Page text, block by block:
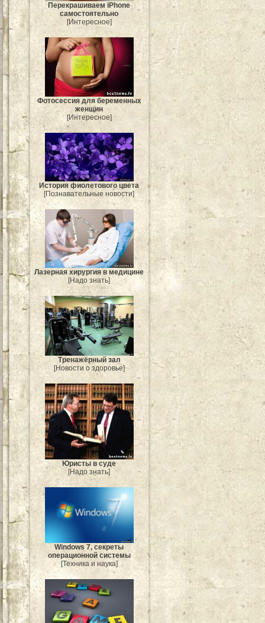
Перекрашиваем iPhone
самостоятельно
[Интересное]
Фотосессия для беременных
женщин
[Интересное]
История фиолетового цвета
[Познавательные новости]
Лазерная хирургия в медицине
[Надо знать]
Тренажёрный зал
[Новости о здоровье]
Юристы в суде
[Надо знать]
Windows 7, секреты
операционной системы
[Техника и наука]